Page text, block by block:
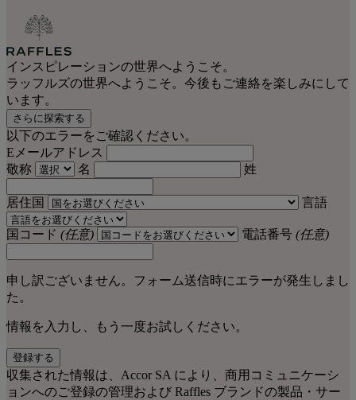
インスピレーションの世界へようこそ。
ラッフルズの世界へようこそ。今後もご連絡を楽しみにして
います。
さらに探索する
以下のエラーをご確認ください。
Eメールアドレス
敬称
名 姓
居住国 言語
国コード (任意) 電話番号 (任意)
申し訳ございません。フォーム送信時にエラーが発生しまし
た。
情報を入力し、もう一度お試しください。
登録する
収集された情報は、Accor SA により、商用コミュニケーシ
ョンへのご登録の管理および Raffles ブランドの製品・サー